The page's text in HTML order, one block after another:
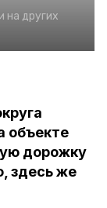
на других
объекте
дорожку
здесь же